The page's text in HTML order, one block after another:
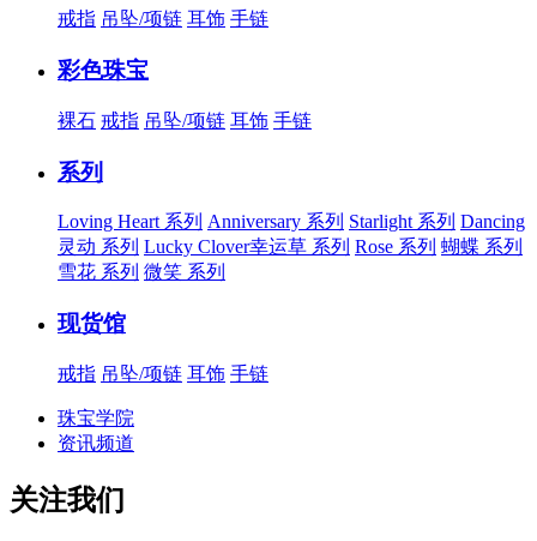
戒指 吊坠/项链 耳饰 手链
彩色珠宝
裸石 戒指 吊坠/项链 耳饰 手链
系列
Loving Heart 系列 Anniversary 系列 Starlight 系列 Dancing
灵动 系列 Lucky Clover幸运草 系列 Rose 系列 蝴蝶 系列
雪花 系列 微笑 系列
现货馆
戒指 吊坠/项链 耳饰 手链
珠宝学院
资讯频道
关注我们